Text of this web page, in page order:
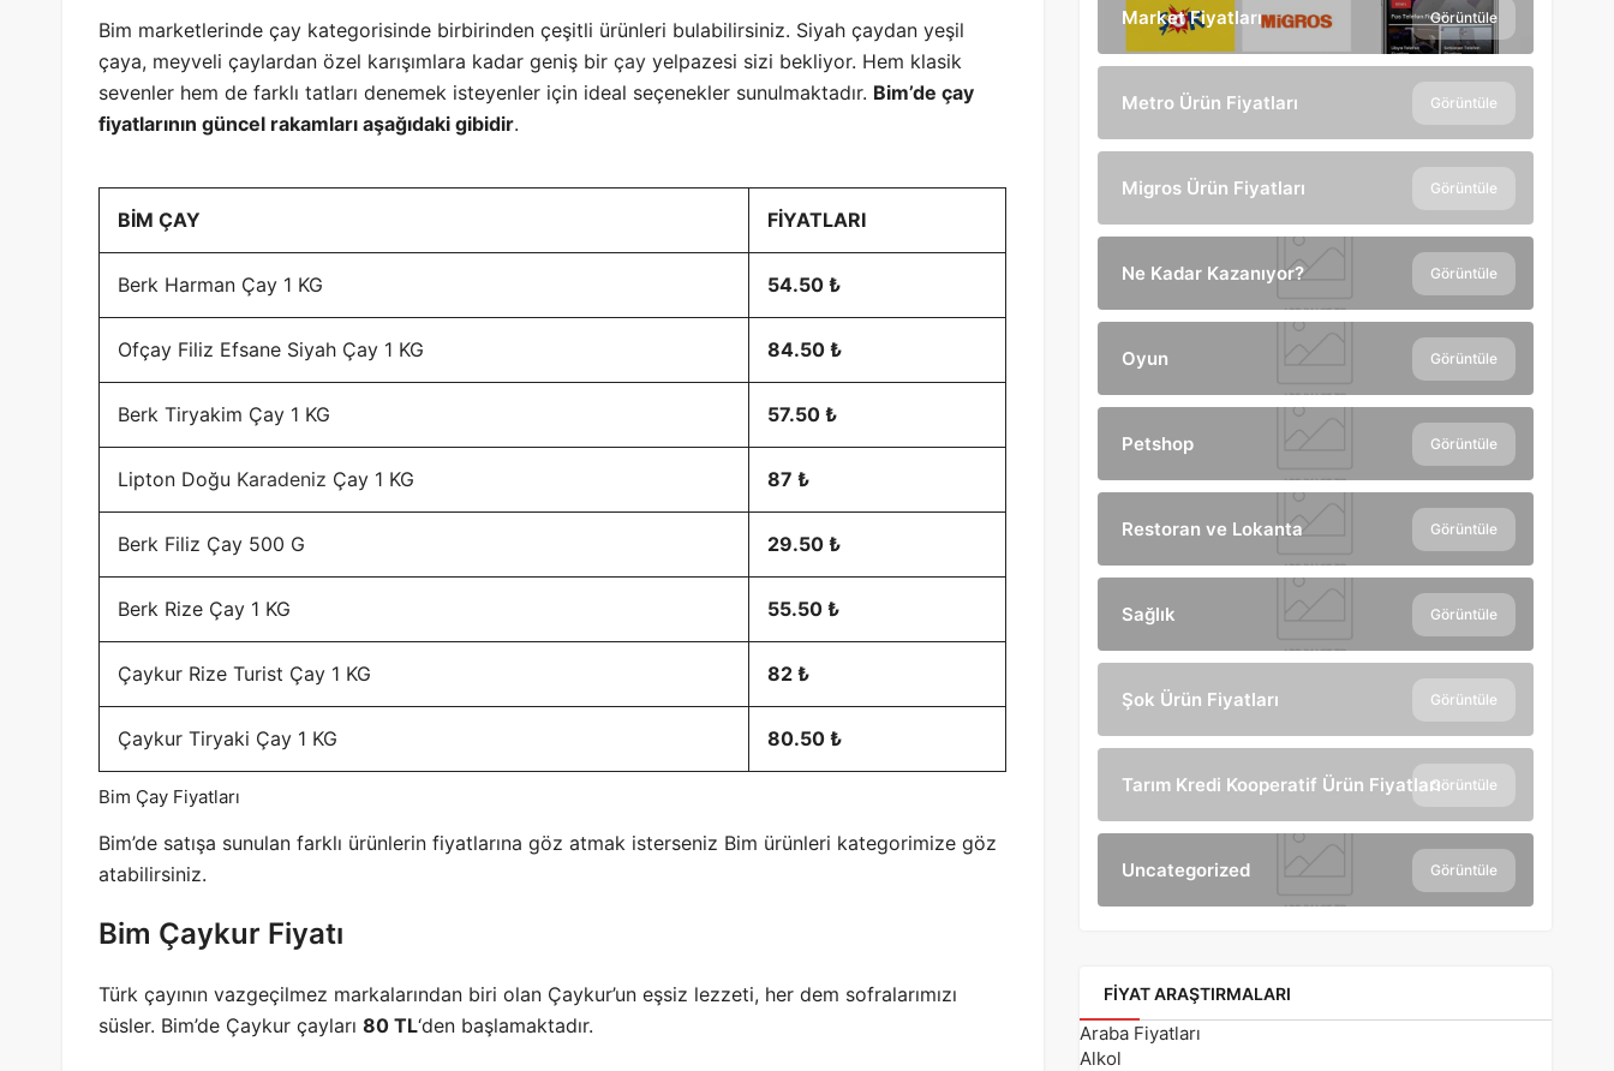
Bim marketlerinde çay kategorisinde birbirinden çeşitli ürünleri bulabilirsiniz. Siyah çaydan yeşil
çaya, meyveli çaylardan özel karışımlara kadar geniş bir çay yelpazesi sizi bekliyor. Hem klasik
sevenler hem de farklı tatları denemek isteyenler için ideal seçenekler sunulmaktadır. Bim’de çay
fiyatlarının güncel rakamları aşağıdaki gibidir.
BİM ÇAY FİYATLARI
Berk Harman Çay 1 KG 54.50 ₺
Ofçay Filiz Efsane Siyah Çay 1 KG 84.50 ₺
Berk Tiryakim Çay 1 KG 57.50 ₺
Lipton Doğu Karadeniz Çay 1 KG 87 ₺
Berk Filiz Çay 500 G 29.50 ₺
Berk Rize Çay 1 KG 55.50 ₺
Çaykur Rize Turist Çay 1 KG 82 ₺
Çaykur Tiryaki Çay 1 KG 80.50 ₺
Bim Çay Fiyatları
Bim’de satışa sunulan farklı ürünlerin fiyatlarına göz atmak isterseniz Bim ürünleri kategorimize göz
atabilirsiniz.
Bim Çaykur Fiyatı
Türk çayının vazgeçilmez markalarından biri olan Çaykur’un eşsiz lezzeti, her dem sofralarımızı
süsler. Bim’de Çaykur çayları 80 TL‘den başlamaktadır.
Market Fiyatları Görüntüle
Metro Ürün Fiyatları Görüntüle
Migros Ürün Fiyatları Görüntüle
Ne Kadar Kazanıyor? Görüntüle
Oyun Görüntüle
Petshop Görüntüle
Restoran ve Lokanta Görüntüle
Sağlık Görüntüle
Şok Ürün Fiyatları Görüntüle
Tarım Kredi Kooperatif Ürün FiyatlarıGörüntüle
Uncategorized Görüntüle
FIYAT ARAŞTIRMALARI
Araba Fiyatları
Alkol